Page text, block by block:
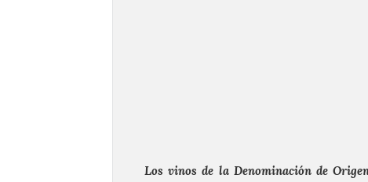
Los vinos de la Denominación de